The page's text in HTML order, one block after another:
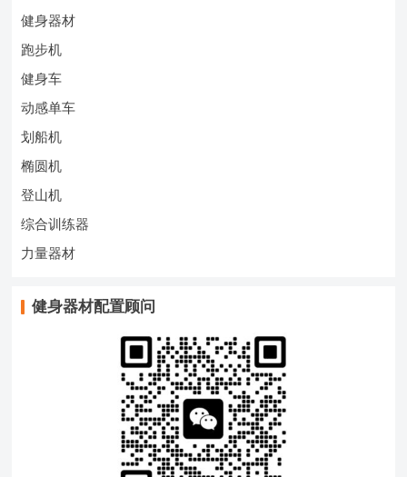
健身器材
跑步机
健身车
动感单车
划船机
椭圆机
登山机
综合训练器
力量器材
健身器材配置顾问